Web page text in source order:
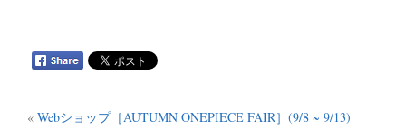
« Webショップ［AUTUMN ONEPIECE FAIR］(9/8 ~ 9/13)